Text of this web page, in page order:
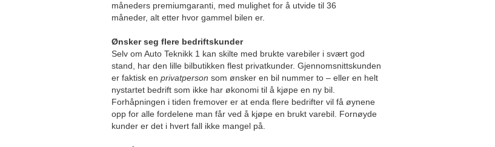
måneders premiumgaranti, med mulighet for å utvide til 36
måneder, alt etter hvor gammel bilen er.
Ønsker seg flere bedriftskunder
Selv om Auto Teknikk 1 kan skilte med brukte varebiler i svært god
stand, har den lille bilbutikken flest privatkunder. Gjennomsnittskunden
er faktisk en privatperson som ønsker en bil nummer to – eller en helt
nystartet bedrift som ikke har økonomi til å kjøpe en ny bil.
Forhåpningen i tiden fremover er at enda flere bedrifter vil få øynene
opp for alle fordelene man får ved å kjøpe en brukt varebil. Fornøyde
kunder er det i hvert fall ikke mangel på.